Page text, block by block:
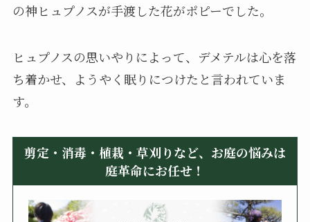
の神ヒュプノスが手渡した花がポピーでした。
ヒュプノスの思いやりによって、デメテルは心を落
ち着かせ、ようやく眠りにつけたと言われていま
す。
剪定・消毒・植栽・草刈りなど、お庭の悩みは
庭革命にお任せ！